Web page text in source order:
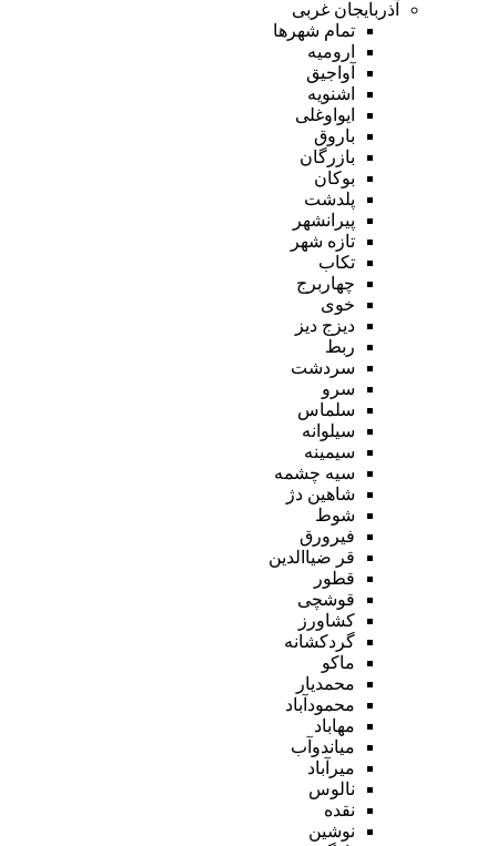
آذربایجان غربی
تمام شهر‌ها
ارومیه
آواجیق
اشنویه
ایواوغلی
باروق
بازرگان
بوکان
پلدشت
پیرانشهر
تازه شهر
تکاب
چهاربرج
خوی
دیزج دیز
ربط
سردشت
سرو
سلماس
سیلوانه
سیمینه
سیه چشمه
شاهین دژ
شوط
فیرورق
قر ضیاالدین
قطور
قوشچی
کشاورز
گردکشانه
ماکو
محمدیار
محمودآباد
مهاباد
میاندوآب
میرآباد
نالوس
نقده
نوشین